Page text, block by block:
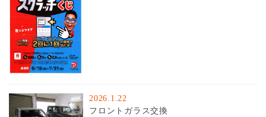
2026.1.22
フロントガラス交換